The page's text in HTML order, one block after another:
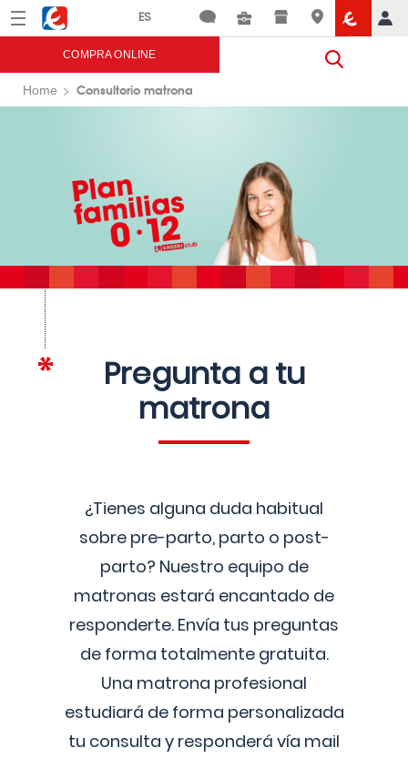
Menú Eroski
COMPRA ONLINE
Home Consultorio matrona
Pregunta a tu
matrona
¿Tienes alguna duda habitual
sobre pre-parto, parto o post-
parto? Nuestro equipo de
matronas estará encantado de
responderte. Envía tus preguntas
de forma totalmente gratuita.
Una matrona profesional
estudiará de forma personalizada
tu consulta y responderá vía mail